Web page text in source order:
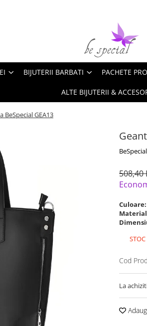
BIJUTERII BARBATI PACHETE
ALTE BIJUTERII &
BeSpecial GEA13
BeSpecial
508,40
Culoare:
Cod
La